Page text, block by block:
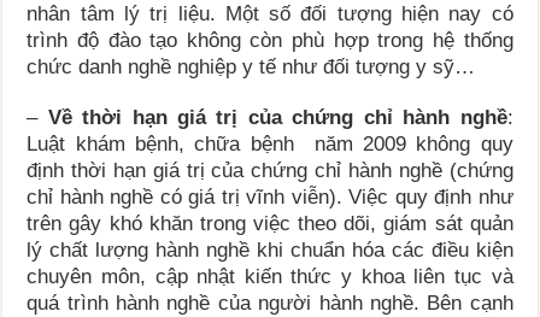
nhân tâm lý trị liệu. Một số đối tượng hiện nay có
trình độ đào tạo không còn phù hợp trong hệ thống
chức danh nghề nghiệp y tế như đối tượng y sỹ…
– Về thời hạn giá trị của chứng chỉ hành nghề:
Luật khám bệnh, chữa bệnh năm 2009 không quy
định thời hạn giá trị của chứng chỉ hành nghề (chứng
chỉ hành nghề có giá trị vĩnh viễn). Việc quy định như
trên gây khó khăn trong việc theo dõi, giám sát quản
lý chất lượng hành nghề khi chuẩn hóa các điều kiện
chuyên môn, cập nhật kiến thức y khoa liên tục và
quá trình hành nghề của người hành nghề. Bên cạnh